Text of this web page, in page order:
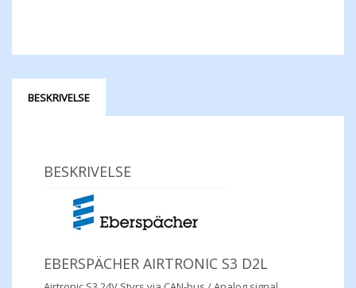
BESKRIVELSE
BESKRIVELSE
EBERSPÄCHER AIRTRONIC S3 D2L